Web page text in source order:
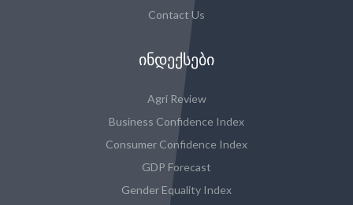
Contact Us
ᲘᲜᲓᲔᲥᲡᲔᲑᲘ
Agri Review
Business Confidence Index
Consumer Confidence Index
GDP Forecast
Gender Equality Index